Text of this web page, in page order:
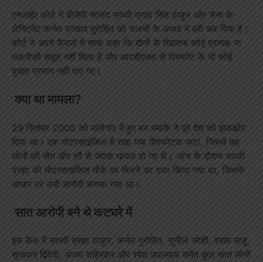
एनआईए कोर्ट ने बीजेपी सांसद साध्वी प्रज्ञा सिंह ठाकुर और सेना के
लेफ्टिनेंट कर्नल प्रसाद पुरोहित को साक्ष्यों के अभाव में बरी कर दिया है।
कोर्ट ने अपने फैसले में साफ कहा कि दोनों के खिलाफ कोई प्रत्यक्ष या
तकनीकी सबूत नहीं मिला है और आरडीएक्स से विस्फोट के भी कोई
पुख्ता प्रमाण नहीं पाए गए।
क्या था मामला?
29 सितंबर 2008 को मालेगांव में हुए बम धमाके ने पूरे देश को झकझोर
दिया था। एक मोटरसाइकिल में रखा गया विस्फोटक फटा, जिसमें छह
लोगों की मौत और सौ से ज्यादा घायल हो गए थे। जांच के दौरान साध्वी
प्रज्ञा की मोटरसाइकिल मौके पर मिलने का दावा किया गया था, जिसके
आधार पर उन्हें आरोपी बनाया गया था।
सात आरोपी बने थे कटघरे में
इस केस में साध्वी प्रज्ञा ठाकुर, कर्नल पुरोहित, सुनील जोशी, श्याम साहू,
सुधाकर द्विवेदी, अजय राहिरकर और रमेश उपाध्याय समेत कुल सात लोगों